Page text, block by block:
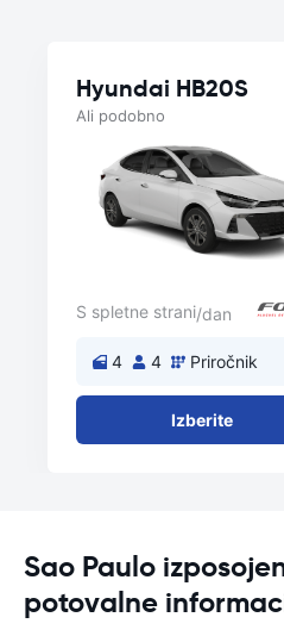
Hyundai HB20S
Ali podobno
S spletne strani/dan
4 4 Priročnik
Izberite
Sao Paulo
potovalne